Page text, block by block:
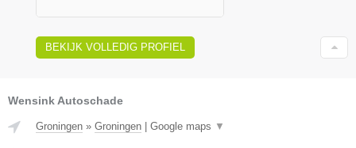
BEKIJK VOLLEDIG PROFIEL
Wensink Autoschade
Groningen » Groningen Google maps ▼